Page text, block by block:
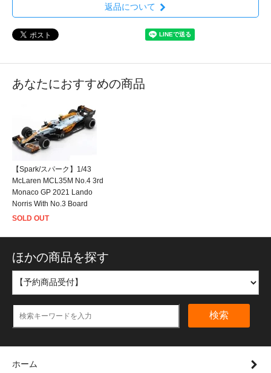
返品について
あなたにおすすめの商品
【Spark/スパーク】1/43
McLaren MCL35M No.4 3rd
Monaco GP 2021 Lando
Norris With No.3 Board
SOLD OUT
ほかの商品を探す
検索
ホーム